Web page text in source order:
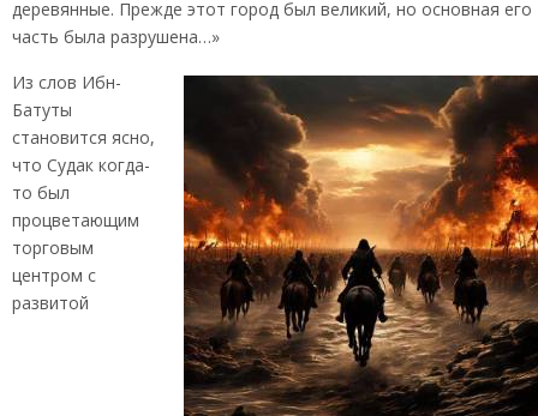
деревянные. Прежде этот город был великий, но основная его
часть была разрушена…»
Из слов Ибн-
Батуты
становится ясно,
что Судак когда-
то был
процветающим
торговым
центром с
развитой